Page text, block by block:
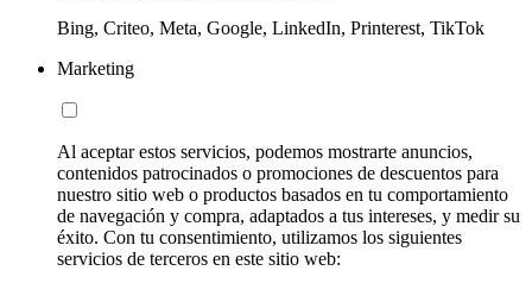
Bing, Criteo, Meta, Google, LinkedIn, Printerest, TikTok
Marketing
Al aceptar estos servicios, podemos mostrarte anuncios,
contenidos patrocinados o promociones de descuentos para
nuestro sitio web o productos basados en tu comportamiento
de navegación y compra, adaptados a tus intereses, y medir su
éxito. Con tu consentimiento, utilizamos los siguientes
servicios de terceros en este sitio web: